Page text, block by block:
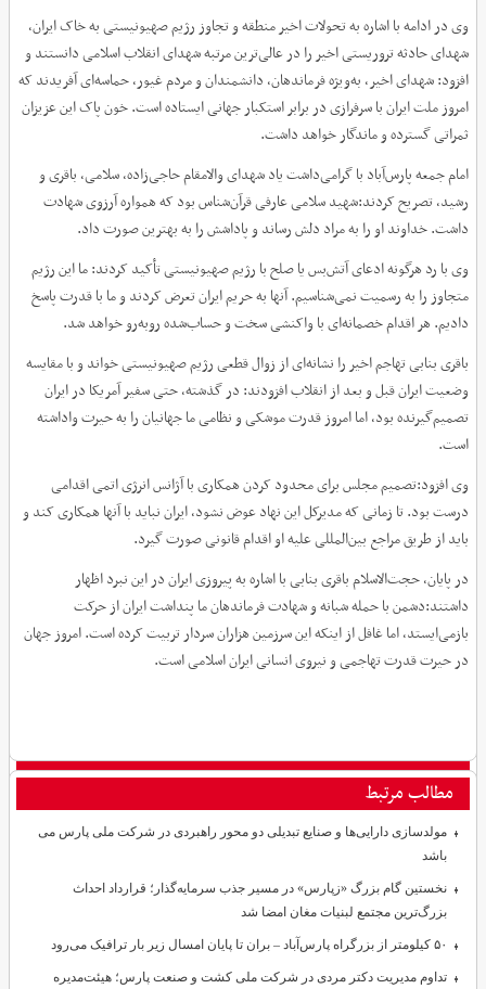
وی در ادامه با اشاره به تحولات اخیر منطقه و تجاوز رژیم صهیونیستی به خاک ایران،
شهدای حادثه تروریستی اخیر را در عالی‌ترین مرتبه شهدای انقلاب اسلامی دانستند و
افزود: شهدای اخیر، به‌ویژه فرماندهان، دانشمندان و مردم غیور، حماسه‌ای آفریدند که
امروز ملت ایران با سرفرازی در برابر استکبار جهانی ایستاده است. خون پاک این عزیزان
ثمراتی گسترده و ماندگار خواهد داشت.
امام جمعه پارس‌آباد با گرامی‌داشت یاد شهدای والامقام حاجی‌زاده، سلامی، باقری و
رشید، تصریح کردند:شهید سلامی عارفی قرآن‌شناس بود که همواره آرزوی شهادت
داشت. خداوند او را به مراد دلش رساند و پاداشش را به بهترین صورت داد.
وی با رد هرگونه ادعای آتش‌بس یا صلح با رژیم صهیونیستی تأکید کردند: ما این رژیم
متجاوز را به رسمیت نمی‌شناسیم. آنها به حریم ایران تعرض کردند و ما با قدرت پاسخ
دادیم. هر اقدام خصمانه‌ای با واکنشی سخت و حساب‌شده روبه‌رو خواهد شد.
باقری بنابی تهاجم اخیر را نشانه‌ای از زوال قطعی رژیم صهیونیستی خواند و با مقایسه
وضعیت ایران قبل و بعد از انقلاب افزودند: در گذشته، حتی سفیر آمریکا در ایران
تصمیم‌گیرنده بود، اما امروز قدرت موشکی و نظامی ما جهانیان را به حیرت واداشته
است.
وی افزود:تصمیم مجلس برای محدود کردن همکاری با آژانس انرژی اتمی اقدامی
درست بود. تا زمانی که مدیرکل این نهاد عوض نشود، ایران نباید با آنها همکاری کند و
باید از طریق مراجع بین‌المللی علیه او اقدام قانونی صورت گیرد.
در پایان، حجت‌الاسلام باقری بنابی با اشاره به پیروزی ایران در این نبرد اظهار
داشتند:دشمن با حمله شبانه و شهادت فرماندهان ما پنداشت ایران از حرکت
بازمی‌ایستد، اما غافل از اینکه این سرزمین هزاران سردار تربیت کرده است. امروز جهان
در حیرت قدرت تهاجمی و نیروی انسانی ایران اسلامی است.
مطالب مرتبط
مولدسازی دارایی‌ها و صنایع تبدیلی دو محور راهبردی در شرکت ملی پارس می
باشد
نخستین گام بزرگ «زپارس» در مسیر جذب سرمایه‌گذار؛ قرارداد احداث
بزرگ‌ترین مجتمع لبنیات مغان امضا شد
۵۰ کیلومتر از بزرگراه پارس‌آباد – بران تا پایان امسال زیر بار ترافیک می‌رود
تداوم مدیریت دکتر مردی در شرکت ملی کشت و صنعت پارس؛ هیئت‌مدیره